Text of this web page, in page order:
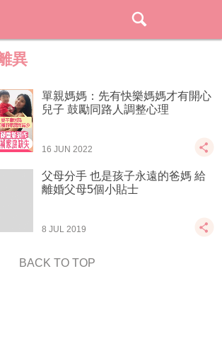
異
單親媽媽：先有快樂媽媽才有開心
兒子 鼓勵同路人調整心理
16 JUN 2022
父母分手 也是孩子永遠的爸媽 給
離婚父母5個小貼士
8 JUL 2019
BACK TO TOP